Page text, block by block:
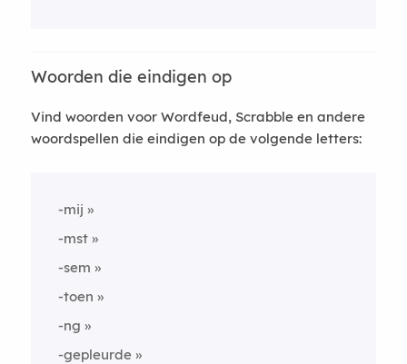
Woorden die eindigen op
Vind woorden voor Wordfeud, Scrabble en andere
woordspellen die eindigen op de volgende letters:
-mij
-mst
-sem
-toen
-ng
-gepleurde